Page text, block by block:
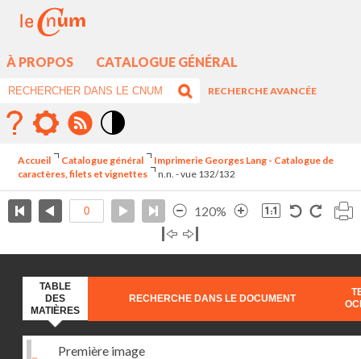
À PROPOS CATALOGUE GÉNÉRAL
RECHERCHE AVANCÉE
élévé
Accueil Catalogue général
Imprimerie Georges Lang - Catalogue de
caractères, filets et vignettes
n.n. - vue 132/132
120%
TABLE
DES
MATIÈRES
RECHERCHE DANS LE DOCUMENT
Première image